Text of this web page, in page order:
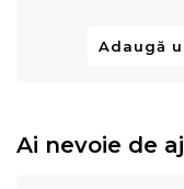
Adaugă
Ai nevoie de